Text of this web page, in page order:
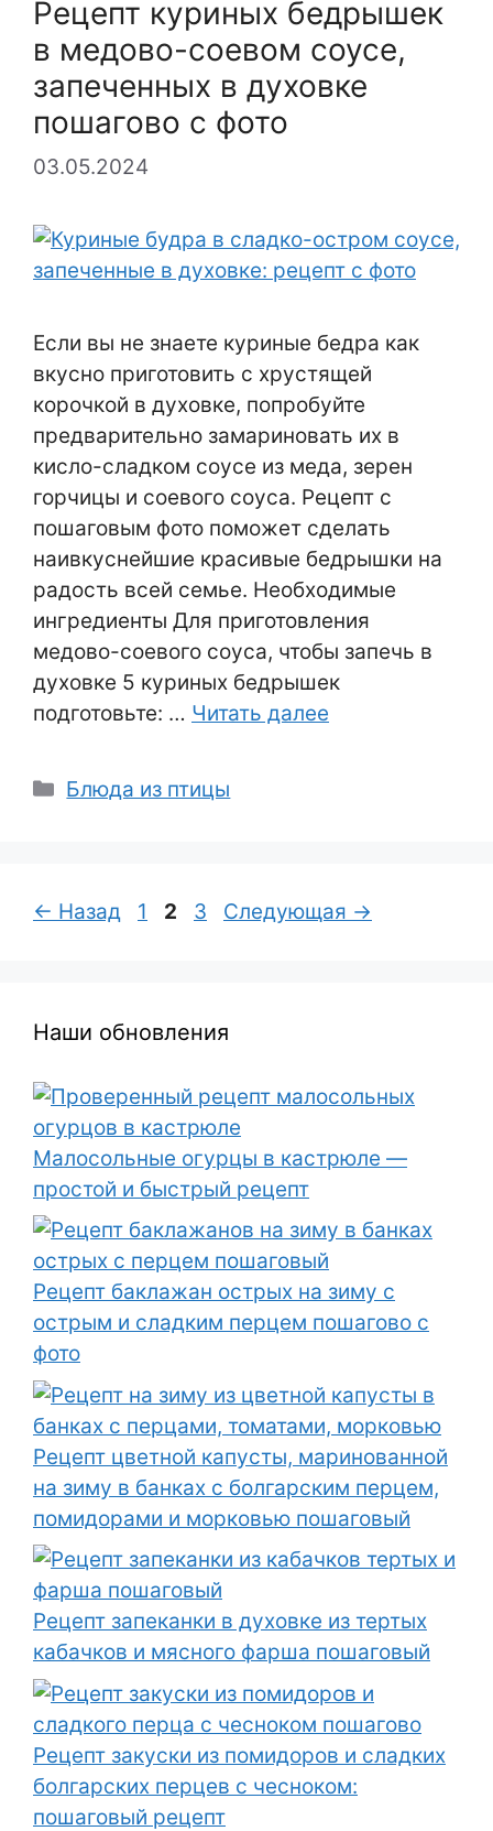
Рецепт куриных бедрышек
в медово-соевом соусе,
запеченных в духовке
пошагово с фото
03.05.2024
Если вы не знаете куриные бедра как
вкусно приготовить с хрустящей
корочкой в духовке, попробуйте
предварительно замариновать их в
кисло-сладком соусе из меда, зерен
горчицы и соевого соуса. Рецепт с
пошаговым фото поможет сделать
наивкуснейшие красивые бедрышки на
радость всей семье. Необходимые
ингредиенты Для приготовления
медово-соевого соуса, чтобы запечь в
духовке 5 куриных бедрышек
подготовьте: … Читать далее
Рубрики
Блюда из птицы
← Назад Страница
1 Страница
2 Страница
3 Следующая →
Наши обновления
Малосольные огурцы в кастрюле —
простой и быстрый рецепт
Рецепт баклажан острых на зиму с
острым и сладким перцем пошагово с
фото
Рецепт цветной капусты, маринованной
на зиму в банках с болгарским перцем,
помидорами и морковью пошаговый
Рецепт запеканки в духовке из тертых
кабачков и мясного фарша пошаговый
Рецепт закуски из помидоров и сладких
болгарских перцев с чесноком:
пошаговый рецепт